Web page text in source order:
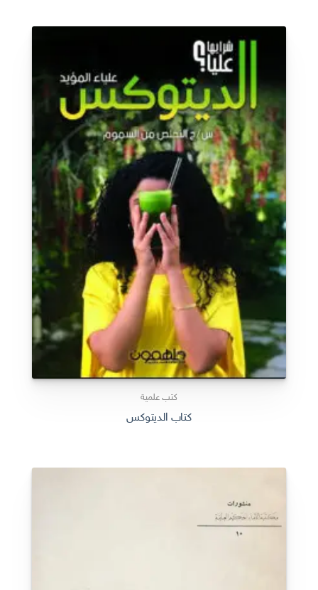
كتب علمية
كتاب الديتوكس